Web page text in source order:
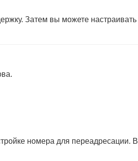
Затем вы можете настраивать
номера для переадресации. В